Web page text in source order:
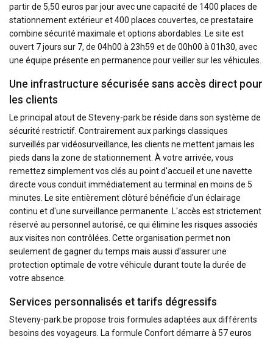
partir de 5,50 euros par jour avec une capacité de 1400 places de
stationnement extérieur et 400 places couvertes, ce prestataire
combine sécurité maximale et options abordables. Le site est
ouvert 7 jours sur 7, de 04h00 à 23h59 et de 00h00 à 01h30, avec
une équipe présente en permanence pour veiller sur les véhicules.
Une infrastructure sécurisée sans accès direct pour
les clients
Le principal atout de Steveny-park.be réside dans son système de
sécurité restrictif. Contrairement aux parkings classiques
surveillés par vidéosurveillance, les clients ne mettent jamais les
pieds dans la zone de stationnement. À votre arrivée, vous
remettez simplement vos clés au point d'accueil et une navette
directe vous conduit immédiatement au terminal en moins de 5
minutes. Le site entièrement clôturé bénéficie d'un éclairage
continu et d'une surveillance permanente. L'accès est strictement
réservé au personnel autorisé, ce qui élimine les risques associés
aux visites non contrôlées. Cette organisation permet non
seulement de gagner du temps mais aussi d'assurer une
protection optimale de votre véhicule durant toute la durée de
votre absence.
Services personnalisés et tarifs dégressifs
Steveny-park.be propose trois formules adaptées aux différents
besoins des voyageurs. La formule Confort démarre à 57 euros